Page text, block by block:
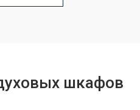
шкафов